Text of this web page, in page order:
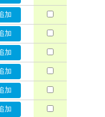
加
加
加
加
加
加